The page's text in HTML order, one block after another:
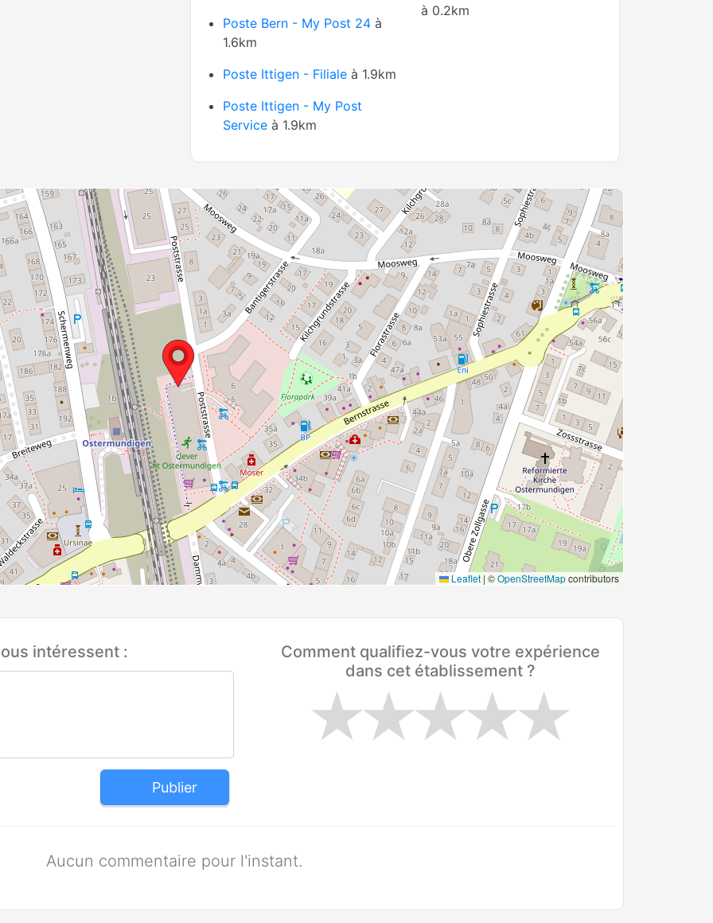
Poste Bern - My Post 24 à
1.6km
Poste Ittigen - Filiale à 1.9km
Poste Ittigen - My Post
Service à 1.9km
à 0.2km
Leaflet | ©OpenStreetMapcontributors
Comment qualifiez-vous votre expérience
dans cet établissement ?
intéressent :
Publier
Aucun commentaire pour l'instant.